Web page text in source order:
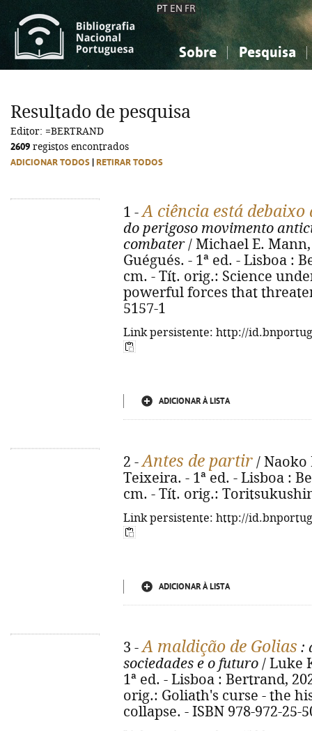
PT EN FR
Sobre Pesquisa
Ciências sociais...
Ciências sociais...
Resultado de pesquisa
Editor: =BERTRAND
2609 registos encontrados
ADICIONAR TODOS RETIRAR TODOS
1 -A ciência está debaixo
do perigoso movimento
combater/ Michael E.
Guégués. - 1ª ed. - Lisboa :
cm. - Tít. orig.: Science
powerful forces that
5157-1
Link persistente: http://
ADICIONAR À LISTA
2 -Antes de partir / Naoko
Teixeira. - 1ª ed. - Lisboa :
cm. - Tít. orig.:
Link persistente: http://
ADICIONAR À LISTA
3 -A maldição de Golias :
sociedades e o futuro / Luke
1ª ed. - Lisboa : Bertrand,
orig.: Goliath's curse - the
collapse. - ISBN 978-972-25-